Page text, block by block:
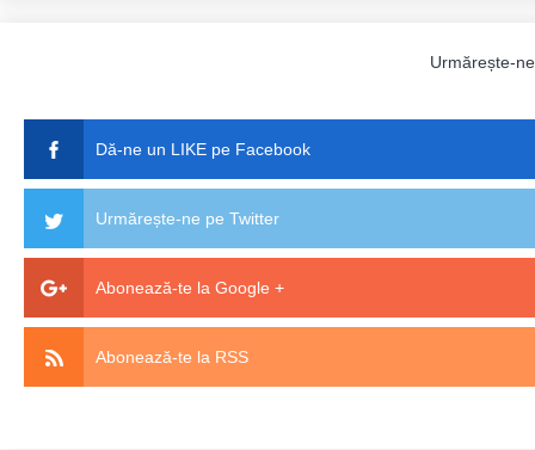
Urmărește-
Dă-ne un LIKE pe Facebook
Urmărește-ne pe Twitter
Abonează-te la Google +
Abonează-te la RSS